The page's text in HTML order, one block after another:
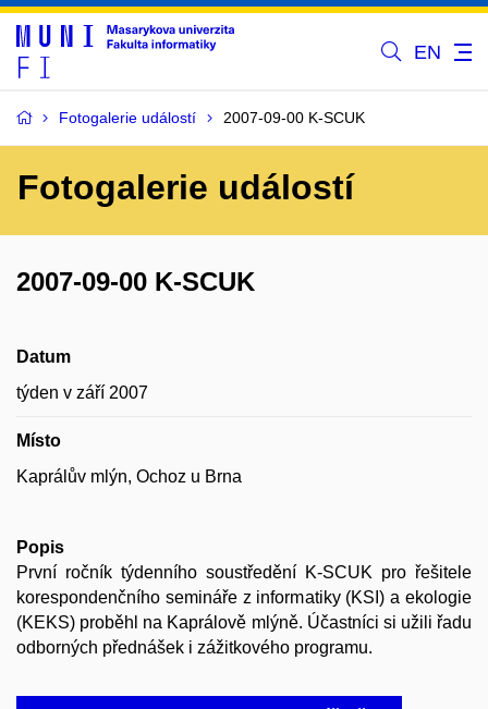
EN
Fotogalerie událostí 2007-09-00 K-SCUK
Fotogalerie událostí
2007-09-00 K-SCUK
Datum
týden v září 2007
Místo
Kaprálův mlýn, Ochoz u Brna
Popis
První ročník týdenního soustředění K-SCUK pro řešitele
korespondenčního semináře z informatiky (KSI) a ekologie
(KEKS) proběhl na Kaprálově mlýně. Účastníci si užili řadu
odborných přednášek i zážitkového programu.